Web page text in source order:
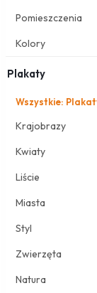
Pomieszczenia
Kolory
Plakaty
Wszystkie:
Krajobrazy
Kwiaty
Liście
Miasta
Styl
Zwierzęta
Natura